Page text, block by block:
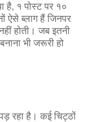
है, १ पोस्ट पर १०
ऐसे ब्लाग हैं जिनपर
होती। जब इतनी
भी जरूरी हो
रहा है। कई चिट्ठों